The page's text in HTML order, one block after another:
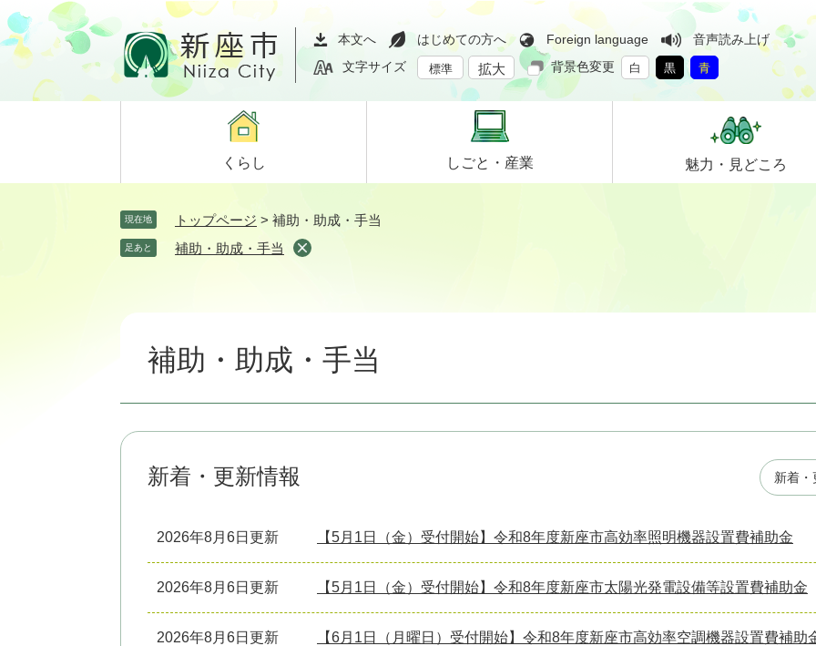
ペ
ー
ジ
メ
ニ
ュ
て
本文へ はじめての方へ Foreign language
音声読み上げ
文字サイズ
標準 拡大 背景色変更 白 黒 青
くらし しごと・ 産業 魅力・ 見どころ
現在地 トップページ > 補助・助成・手当
足あと 補助・助成・手当
補助・助成・手当
新着・更新情報
2026年8月6日更新 【5月1日（金）受付開始】令和8年度新座市高効率照明機器設置費補助金
2026年8月6日更新 【5月1日（金）受付開始】令和8年度新座市太陽光発電設備等設置費補助金
2026年8月6日更新 【6月1日（月曜日）受付開始】令和8年度新座市高効率空調機器設置費補助
新着・